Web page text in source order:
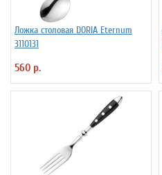
Ложка столовая DORIA Eternum
3110131
560 р.